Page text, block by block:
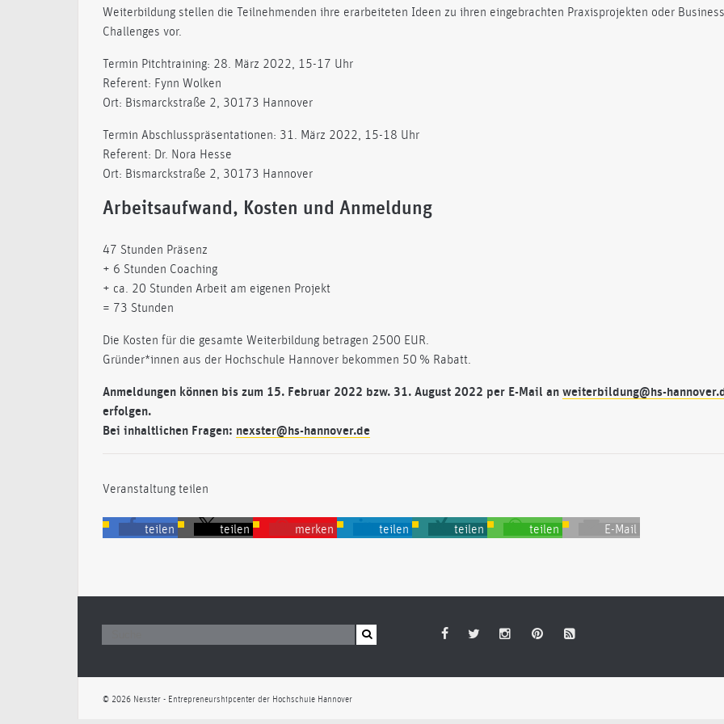
Weiterbildung stellen die Teilnehmenden ihre erarbeiteten Ideen zu ihren eingebrachten Praxisprojekten oder Business
Challenges vor.
Termin Pitchtraining: 28. März 2022, 15-17 Uhr
Referent: Fynn Wolken
Ort: Bismarckstraße 2, 30173 Hannover
Termin Abschlusspräsentationen: 31. März 2022, 15-18 Uhr
Referent: Dr. Nora Hesse
Ort: Bismarckstraße 2, 30173 Hannover
Arbeitsaufwand, Kosten und Anmeldung
47 Stunden Präsenz
+ 6 Stunden Coaching
+ ca. 20 Stunden Arbeit am eigenen Projekt
= 73 Stunden
Die Kosten für die gesamte Weiterbildung betragen 2500 EUR.
Gründer*innen aus der Hochschule Hannover bekommen 50 % Rabatt.
Anmeldungen können bis zum 15. Februar 2022 bzw. 31. August 2022 per E-Mail an weiterbildung@hs-
erfolgen.
Bei inhaltlichen Fragen: nexster@hs-hannover.de
Veranstaltung teilen
teilen teilen merken teilen teilen teilen E-Mail
© 2026 Nexster - Entrepreneurshipcenter der Hochschule Hannover